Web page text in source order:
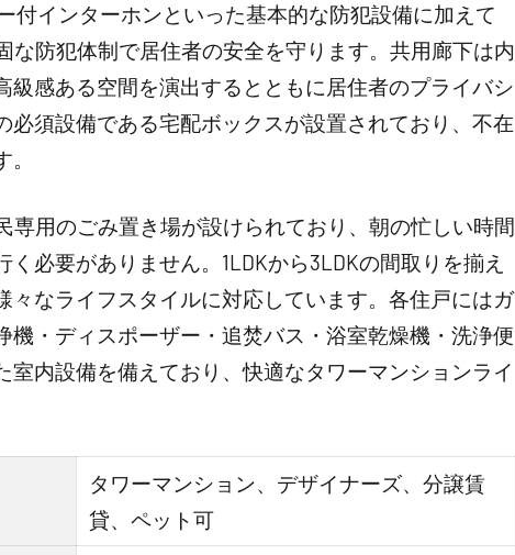
付インターホンといった基本的な防犯設備に加えて
な防犯体制で居住者の安全を守ります。共用廊下は内
級感ある空間を演出するとともに居住者のプライバシ
必須設備である宅配ボックスが設置されており、不在
専用のごみ置き場が設けられており、朝の忙しい時間
必要がありません。1LDKから3LDKの間取りを揃え
々なライフスタイルに対応しています。各住戸にはガ
機・ディスポーザー・追焚バス・浴室乾燥機・洗浄便
内設備を備えており、快適なタワーマンションライ
タワーマンション、デザイナーズ、分譲賃
貸、ペット可